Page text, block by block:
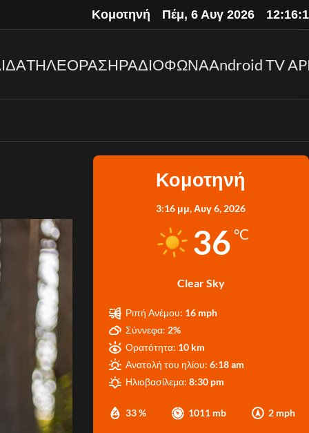
Κομοτηνή Πέμ, 6 Αυγ 2026
ΤΗΛΕΟΡΑΣΗΡΑΔΙΟΦΩΝΑAndroid TV
Κομοτηνή
3:16 μμ,Αυγ 6, 2026
36 °C
Clear Sky
33 % 1011 mb 2 mph
Ριπή Ανέμου: 16 mph
Σύννεφα: 2%
Ορατότητα: 10 km
Ανατολή του ηλίου: 6:18 am
Ηλιοβασίλεμα: 8:30 pm